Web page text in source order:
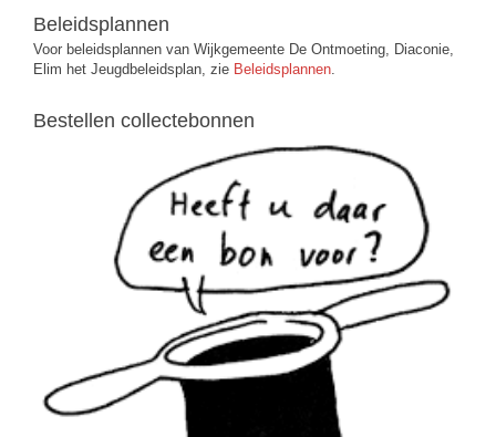
Beleidsplannen
Voor beleidsplannen van Wijkgemeente De Ontmoeting, Diaconie,
Elim het Jeugdbeleidsplan, zie Beleidsplannen.
Bestellen collectebonnen